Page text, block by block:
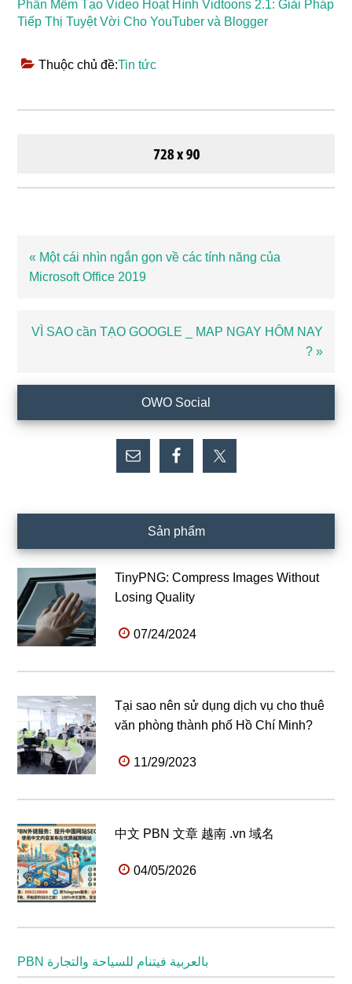
Phần Mềm Tạo Video Hoạt Hình Vidtoons 2.1: Giải Pháp
Tiếp Thị Tuyệt Vời Cho YouTuber và Blogger
Thuộc chủ đề:Tin tức
Bài
viết
« Một cái nhìn ngắn gọn về các tính năng của
Microsoft Office 2019
Bài
VÌ SAO cần TẠO GOOGLE _ MAP NGAY HÔM NAY
? »
chính
OWO Social
Sản phẩm
TinyPNG: Compress Images Without
Losing Quality
07/24/2024
Tại sao nên sử dụng dịch vụ cho thuê
văn phòng thành phố Hồ Chí Minh?
11/29/2023
中文 PBN 文章 越南 .vn 域名
04/05/2026
PBN بالعربية فيتنام للسياحة والتجارة